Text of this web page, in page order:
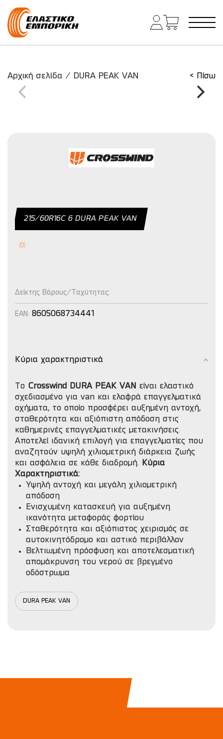
Κύρια πλοήγηση
Αρχική σελίδα / DURA PEAK VAN < Πίσω
215/60R16C 6 DURA PEAK VAN
Δείκτης Βάρους/Ταχύτητας:
EAN: 8605068734441
Κύρια χαρακτηριστικά
Το Crosswind DURA PEAK VAN
είναι ελαστικό
σχεδιασμένο για van και ελαφρά επαγγελματικά
οχήματα, το οποίο προσφέρει αυξημένη αντοχή,
σταθερότητα και αξιόπιστη απόδοση στις
καθημερινές επαγγελματικές μετακινήσεις.
Αποτελεί ιδανική επιλογή για επαγγελματίες που
αναζητούν υψηλή χιλιομετρική διάρκεια ζωής
και ασφάλεια σε κάθε διαδρομή.
Κύρια
Χαρακτηριστικά:
Υψηλή αντοχή και μεγάλη χιλιομετρική
απόδοση
Ενισχυμένη κατασκευή για αυξημένη
ικανότητα μεταφοράς φορτίου
Σταθερότητα και αξιόπιστος χειρισμός σε
αυτοκινητόδρομο και αστικό περιβάλλον
Βελτιωμένη πρόσφυση και αποτελεσματική
απομάκρυνση του νερού σε βρεγμένο
οδόστρωμα
DURA PEAK VAN